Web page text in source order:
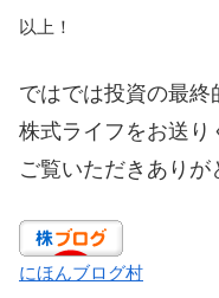
以上！
ではでは投資の最終
株式ライフをお送り
ご覧いただきありが
にほんブログ村